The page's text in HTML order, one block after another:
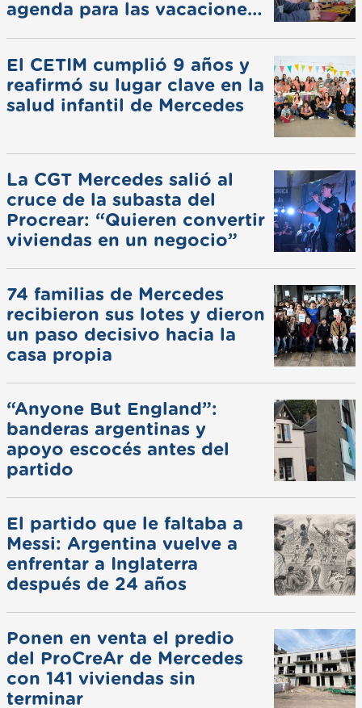
agenda para las vacaciones
El CETIM cumplió 9 años y
reafirmó su lugar clave en la
salud infantil de Mercedes
La CGT Mercedes salió al
cruce de la subasta del
Procrear: “Quieren convertir
viviendas en un negocio”
74 familias de Mercedes
recibieron sus lotes y dieron
un paso decisivo hacia la
casa propia
“Anyone But England”:
banderas argentinas y
apoyo escocés antes del
partido
El partido que le faltaba a
Messi: Argentina vuelve a
enfrentar a Inglaterra
después de 24 años
Ponen en venta el predio
del ProCreAr de Mercedes
con 141 viviendas sin
terminar